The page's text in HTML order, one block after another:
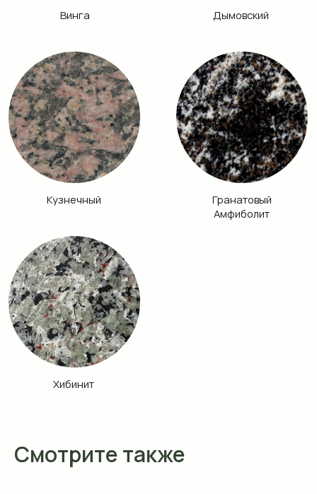
Смотрите также